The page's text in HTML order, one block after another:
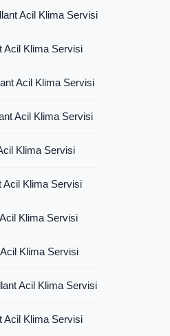
Acil Klima Servisi
Acil Klima Servisi
Acil Klima Servisi
Acil Klima Servisi
Klima Servisi
Acil Klima Servisi
Klima Servisi
Klima Servisi
Acil Klima Servisi
Acil Klima Servisi